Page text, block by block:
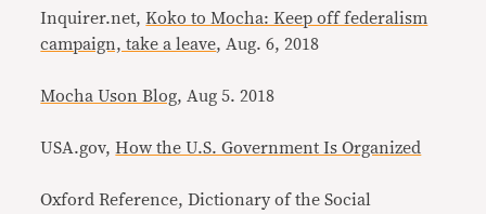
Inquirer.net,Koko to Mocha: Keep off federalism
campaign, take a leave, Aug. 6, 2018
Mocha Uson Blog, Aug 5. 2018
USA.gov,How the U.S. Government Is Organized
Oxford Reference, Dictionary of the Social